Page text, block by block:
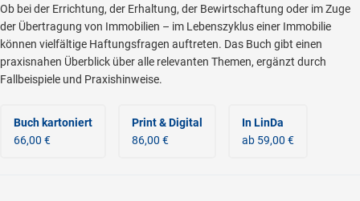
Ob bei der Errichtung, der Erhaltung, der Bewirtschaftung oder im Zuge
der Übertragung von Immobilien – im Lebenszyklus einer Immobilie
können vielfältige Haftungsfragen auftreten. Das Buch gibt einen
praxisnahen Überblick über alle relevanten Themen, ergänzt durch
Fallbeispiele und Praxishinweise.
Buch kartoniert
66,00 €
Print & Digital
86,00 €
In LinDa
ab 59,00 €